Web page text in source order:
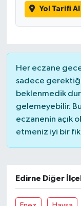
Yol Tarifi Al
Her eczane
sadece
beklenmedik
gelemeyebilir.
eczanenin açık
etmeniz iyi bir
Edirne Diğer
Kadın
Yerel Haber
Akhisar
Ülke
Etiketler